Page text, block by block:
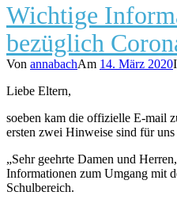
Wichtige
bezüglich
Von annabachAm 14. März 2020
Liebe Eltern,
soeben kam die offizielle E-mail
ersten zwei Hinweise sind für
„Sehr geehrte Damen und
Informationen zum Umgang mit
Schulbereich.